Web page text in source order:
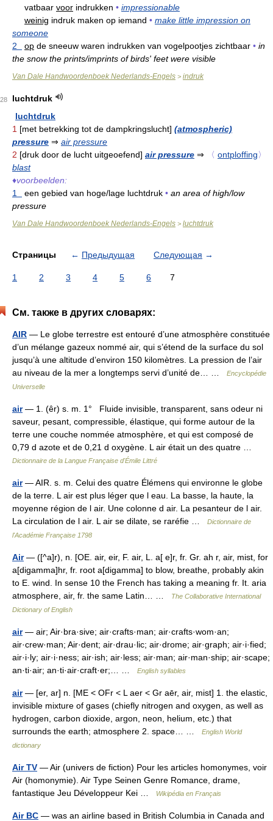
vatbaar voor indrukken • impressionable
weinig indruk maken op iemand • make little impression on
someone
2
op de sneeuw waren indrukken van vogelpootjes zichtbaar • in
the snow the prints/imprints of birds' feet were visible
Van Dale Handwoordenboek Nederlands-Engels > indruk
luchtdruk
luchtdruk
1 [met betrekking tot de dampkringslucht] (atmospheric)
pressure ⇒ air pressure
2 [druk door de lucht uitgeoefend] air pressure ⇒ 〈 ontploffing〉
blast
♦voorbeelden:
1
een gebied van hoge/lage luchtdruk • an area of high/low
pressure
Van Dale Handwoordenboek Nederlands-Engels > luchtdruk
Страницы ← Предыдущая Следующая →
1 2 3 4 5 6 7
См. также в других словарях:
AIR — Le globe terrestre est entouré d’une atmosphère constituée
d’un mélange gazeux nommé air, qui s’étend de la surface du sol
jusqu’à une altitude d’environ 150 kilomètres. La pression de l’air
au niveau de la mer a longtemps servi d’unité de… …
Encyclopédie
Universelle
air— 1. (êr) s. m. 1° Fluide invisible, transparent, sans odeur ni
saveur, pesant, compressible, élastique, qui forme autour de la
terre une couche nommée atmosphère, et qui est composé de
0,79 d azote et de 0,21 d oxygène. L air était un des quatre …
Dictionnaire de la Langue Française d'Émile Littré
air— AIR. s. m. Celui des quatre Élémens qui environne le globe
de la terre. L air est plus léger que l eau. La basse, la haute, la
moyenne région de l air. Une colonne d air. La pesanteur de l air.
La circulation de l air. L air se dilate, se raréfie …
Dictionnaire de
l'Académie Française 1798
Air— ([^a]r), n. [OE. air, eir, F. air, L. a[ e]r, fr. Gr. ah r, air, mist, for
a[digamma]hr, fr. root a[digamma] to blow, breathe, probably akin
to E. wind. In sense 10 the French has taking a meaning fr. It. aria
atmosphere, air, fr. the same Latin… …
The Collaborative International
Dictionary of English
air— air; Air·bra·sive; air·crafts·man; air·crafts·wom·an;
air·crew·man; Air·dent; air·drau·lic; air·drome; air·graph; air·i·fied;
air·i·ly; air·i·ness; air·ish; air·less; air·man; air·man·ship; air·scape;
an·ti·air; an·ti·air·craft·er;… …
English syllables
air— [er, ar] n. [ME < OFr < L aer < Gr aēr, air, mist] 1. the elastic,
invisible mixture of gases (chiefly nitrogen and oxygen, as well as
hydrogen, carbon dioxide, argon, neon, helium, etc.) that
surrounds the earth; atmosphere 2. space… …
English World
dictionary
Air TV — Air (univers de fiction) Pour les articles homonymes, voir
Air (homonymie). Air Type Seinen Genre Romance, drame,
fantastique Jeu Développeur Kei …
Wikipédia en Français
Air BC — was an airline based in British Columbia in Canada and